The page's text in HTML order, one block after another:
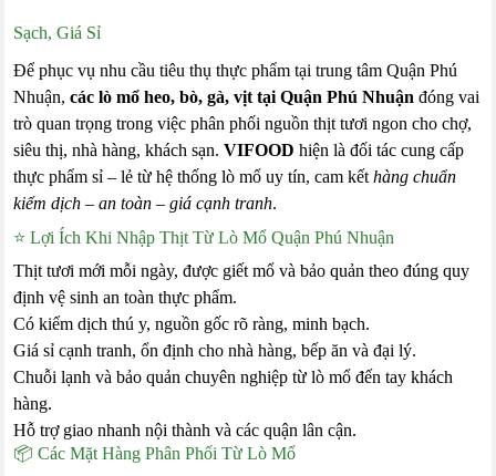
Sạch, Giá Sỉ
Để phục vụ nhu cầu tiêu thụ thực phẩm tại trung tâm Quận Phú
Nhuận,các lò mổ heo, bò, gà, vịt tại Quận Phú Nhuận đóng vai
trò quan trọng trong việc phân phối nguồn thịt tươi ngon cho chợ,
siêu thị, nhà hàng, khách sạn.VIFOOD hiện là đối tác cung cấp
thực phẩm sỉ – lẻ từ hệ thống lò mổ uy tín, cam kếthàng chuẩn
kiểm dịch – an toàn – giá cạnh tranh.
⭐ Lợi Ích Khi Nhập Thịt Từ Lò Mổ Quận Phú Nhuận
Thịt tươi mới mỗi ngày, được giết mổ và bảo quản theo đúng quy
định vệ sinh an toàn thực phẩm.
Có kiểm dịch thú y, nguồn gốc rõ ràng, minh bạch.
Giá sỉ cạnh tranh, ổn định cho nhà hàng, bếp ăn và đại lý.
Chuỗi lạnh và bảo quản chuyên nghiệp từ lò mổ đến tay khách
hàng.
Hỗ trợ giao nhanh nội thành và các quận lân cận.
📦 Các Mặt Hàng Phân Phối Từ Lò Mổ